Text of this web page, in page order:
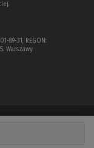
89-31, REGON:
Warszawy